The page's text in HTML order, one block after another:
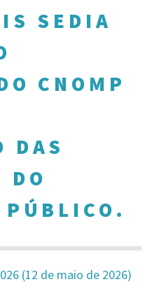
SEDIA
CNOMP
DAS
DO
(12 de maio de 2026)